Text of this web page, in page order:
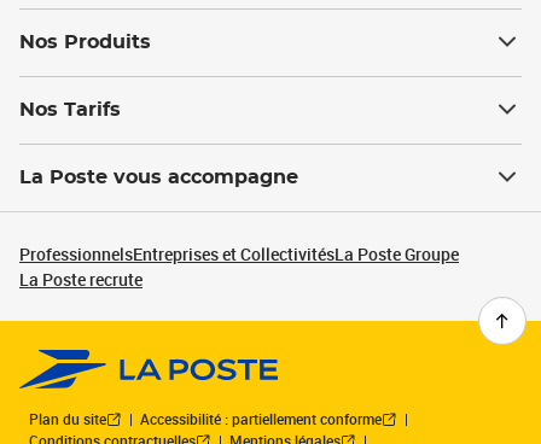
Nos Produits
Nos Tarifs
La Poste vous accompagne
ProfessionnelsEntreprises et CollectivitésLa Poste Groupe
La Poste recrute
Plan du site
Accessibilité : partiellement conforme